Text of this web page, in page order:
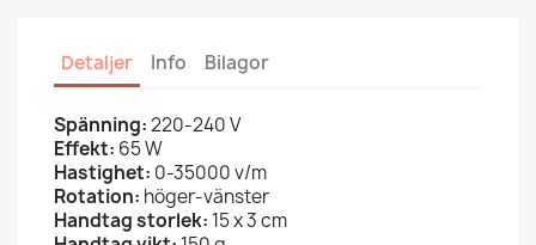
Detaljer Info Bilagor
Spänning:220-240 V
Effekt: 65 W
Hastighet: 0-35000 v/m
Rotation: höger-vänster
Handtag storlek: 15 x 3 cm